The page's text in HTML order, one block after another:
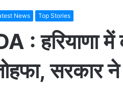
News Top Stories
में
सरकार